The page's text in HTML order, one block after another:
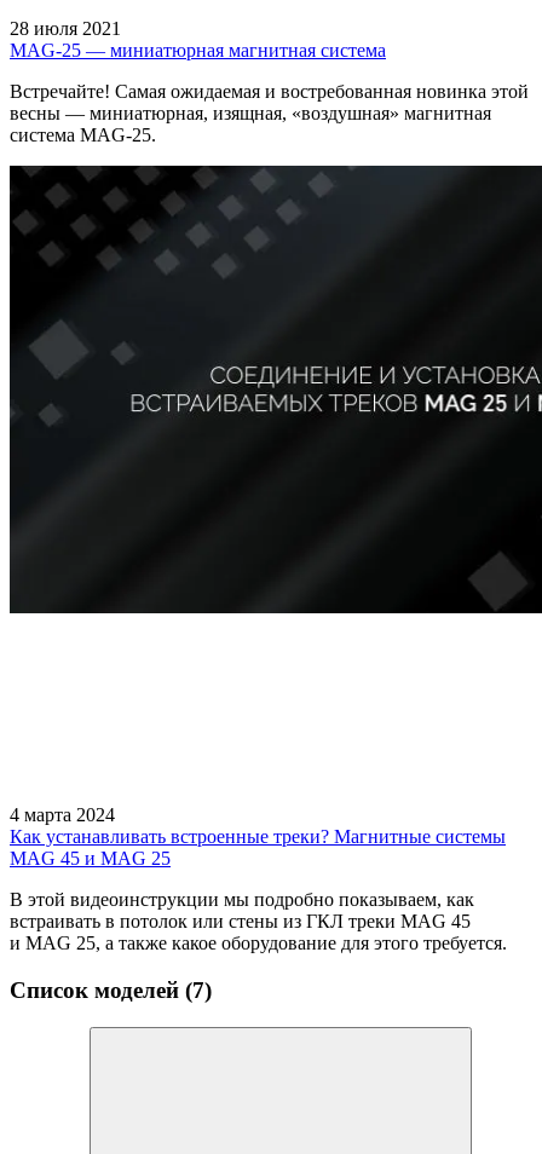
28 июля 2021
MAG-25 — миниатюрная магнитная система
Встречайте! Самая ожидаемая и востребованная новинка этой
весны — миниатюрная, изящная, «воздушная» магнитная
система MAG-25.
4 марта 2024
Как устанавливать встроенные треки? Магнитные системы
MAG 45 и MAG 25
В этой видеоинструкции мы подробно показываем, как
встраивать в потолок или стены из ГКЛ треки MAG 45
и MAG 25, а также какое оборудование для этого требуется.
Список моделей (7)